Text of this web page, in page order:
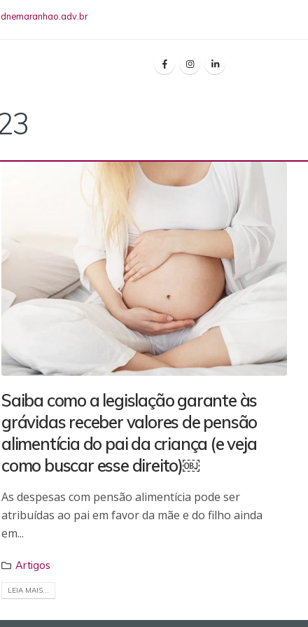
Saiba como a legislação garante às
grávidas receber valores de pensão
alimentícia do pai da criança (e veja
como buscar esse direito)￼
As despesas com pensão alimentícia pode ser
atribuídas ao pai em favor da mãe e do filho ainda
em...
Artigos
LEIA MAIS...